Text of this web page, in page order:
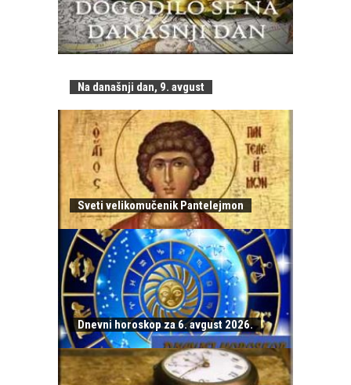
Na današnji dan, 9. avgust
Sveti velikomučenik Pantelejmon
Dnevni horoskop za 6. avgust 2026.